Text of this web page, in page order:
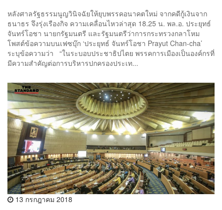
หลังศาลรัฐธรรมนูญวินิจฉัยให้ยุบพรรคอนาคตใหม่ จากคดีกู้เงินจาก
ธนาธร จึงรุ่งเรืองกิจ ความเคลื่อนไหวล่าสุด 18.25 น. พล.อ. ประยุทธ์
จันทร์โอชา นายกรัฐมนตรี และรัฐมนตรีว่าการกระทรวงกลาโหม
โพสต์ข้อความบนเฟซบุ๊ก ‘ประยุทธ์ จันทร์โอชา Prayut Chan-cha’
ระบุข้อความว่า “ในระบอบประชาธิปไตย พรรคการเมืองเป็นองค์กรที่
มีความสำคัญต่อการบริหารปกครองประเท...
13 กรกฎาคม 2018